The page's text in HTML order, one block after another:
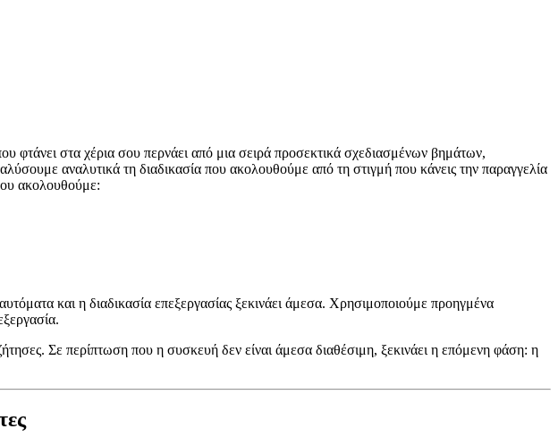
φτάνει στα χέρια σου περνάει από μια σειρά προσεκτικά σχεδιασμένων βημάτων,
αναλυτικά τη διαδικασία που ακολουθούμε από τη στιγμή που κάνεις την παραγγελία
ακολουθούμε:
και η διαδικασία επεξεργασίας ξεκινάει άμεσα. Χρησιμοποιούμε προηγμένα
Σε περίπτωση που η συσκευή δεν είναι άμεσα διαθέσιμη, ξεκινάει η επόμενη φάση: η